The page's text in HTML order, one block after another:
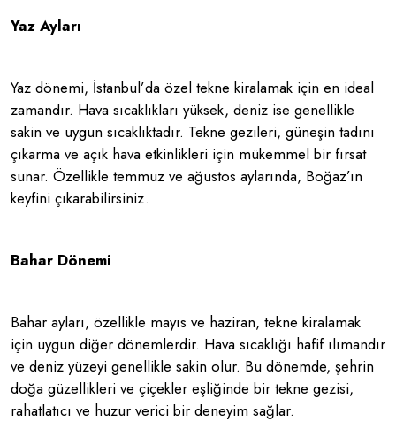
Yaz Ayları
Yaz dönemi, İstanbul’da özel tekne kiralamak için en ideal
zamandır. Hava sıcaklıkları yüksek, deniz ise genellikle
sakin ve uygun sıcaklıktadır. Tekne gezileri, güneşin tadını
çıkarma ve açık hava etkinlikleri için mükemmel bir fırsat
sunar. Özellikle temmuz ve ağustos aylarında, Boğaz’ın
keyfini çıkarabilirsiniz.
Bahar Dönemi
Bahar ayları, özellikle mayıs ve haziran, tekne kiralamak
için uygun diğer dönemlerdir. Hava sıcaklığı hafif ılımandır
ve deniz yüzeyi genellikle sakin olur. Bu dönemde, şehrin
doğa güzellikleri ve çiçekler eşliğinde bir tekne gezisi,
rahatlatıcı ve huzur verici bir deneyim sağlar.